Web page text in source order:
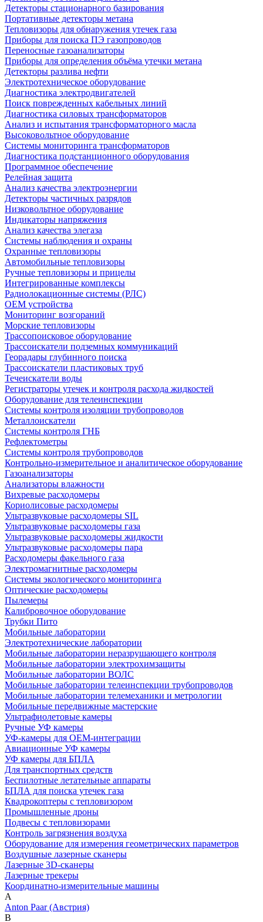
Детекторы стационарного базирования
Портативные детекторы метана
Тепловизоры для обнаружения утечек газа
Приборы для поиска ПЭ газопроводов
Переносные газоанализаторы
Приборы для определения объёма утечки метана
Детекторы разлива нефти
Электротехническое оборудование
Диагностика электродвигателей
Поиск поврежденных кабельных линий
Диагностика силовых трансформаторов
Анализ и испытания трансформаторного масла
Высоковольтное оборудование
Системы мониторинга трансформаторов
Диагностика подстанционного оборудования
Программное обеспечение
Релейная защита
Анализ качества электроэнергии
Детекторы частичных разрядов
Низковольтное оборудование
Индикаторы напряжения
Анализ качества элегаза
Системы наблюдения и охраны
Охранные тепловизоры
Автомобильные тепловизоры
Ручные тепловизоры и прицелы
Интегрированные комплексы
Радиолокационные системы (РЛС)
OEM устройства
Мониторинг возгораний
Морские тепловизоры
Трассопоисковое оборудование
Трассоискатели подземных коммуникаций
Георадары глубинного поиска
Трассоискатели пластиковых труб
Течеискатели воды
Регистраторы утечек и контроля расхода жидкостей
Оборудование для телеинспекции
Cистемы контроля изоляции трубопроводов
Металлоискатели
Системы контроля ГНБ
Рефлектометры
Системы контроля трубопроводов
Контрольно-измерительное и аналитическое оборудование
Газоанализаторы
Анализаторы влажности
Вихревые расходомеры
Кориолисовые расходомеры
Ультразвуковые расходомеры SIL
Ультразвуковые расходомеры газа
Ультразвуковые расходомеры жидкости
Ультразвуковые расходомеры пара
Расходомеры факельного газа
Электромагнитные расходомеры
Системы экологического мониторинга
Оптические расходомеры
Пылемеры
Калибровочное оборудование
Трубки Пито
Мобильные лаборатории
Электротехнические лаборатории
Мобильные лаборатории неразрушающего контроля
Мобильные лаборатории электрохимзащиты
Мобильные лаборатории ВОЛС
Мобильные лаборатории телеинспекции трубопроводов
Мобильные лаборатории телемеханики и метрологии
Мобильные передвижные мастерские
Ультрафиолетовые камеры
Ручные УФ камеры
УФ-камеры для OEM-интеграции
Авиационные УФ камеры
УФ камеры для БПЛА
Для транспортных средств
Беспилотные летательные аппараты
БПЛА для поиска утечек газа
Квадрокоптеры с тепловизором
Промышленные дроны
Подвесы с тепловизорами
Контроль загрязнения воздуха
Оборудование для измерения геометрических параметров
Воздушные лазерные сканеры
Лазерные 3D-сканеры
Лазерные трекеры
Координатно-измерительные машины
A
Anton Paar (Австрия)
B